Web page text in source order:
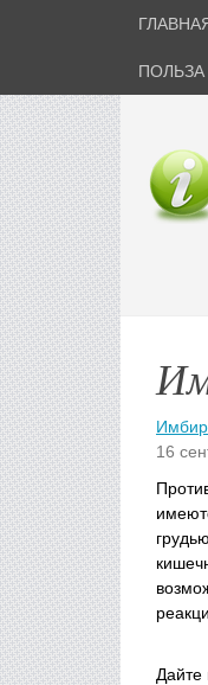
16
Дайте